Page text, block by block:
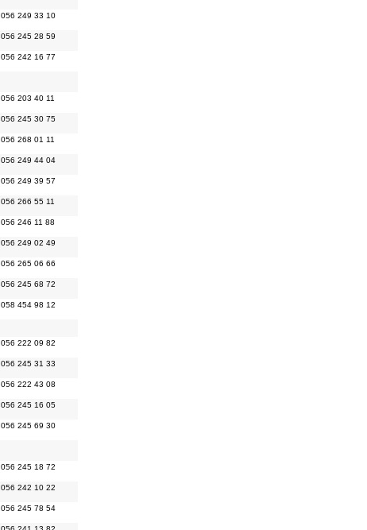
056 249 33 10
056 245 28 59
056 242 16 77
056 203 40 11
056 245 30 75
056 268 01 11
056 249 44 04
056 249 39 57
056 266 55 11
056 246 11 88
056 249 02 49
056 265 06 66
056 245 68 72
058 454 98 12
056 222 09 82
056 245 31 33
056 222 43 08
056 245 16 05
056 245 69 30
056 245 18 72
056 242 10 22
056 245 78 54